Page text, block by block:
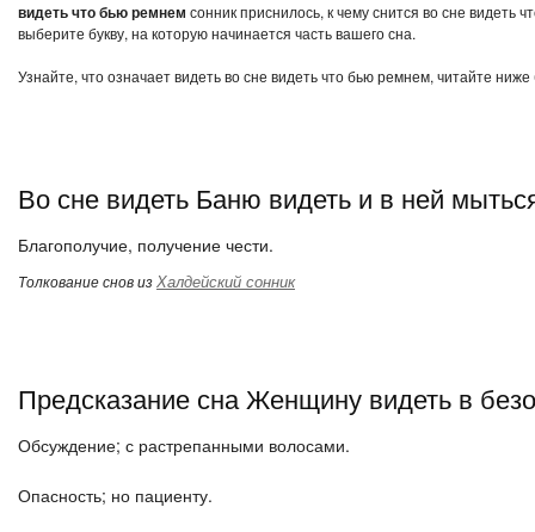
видеть что бью ремнем сонник приснилось, к чему снится во сне
выберите букву, на которую начинается часть вашего сна.
Узнайте, что означает видеть во сне видеть что бью ремнем, читайте
Во сне видеть Баню видеть и в ней
Благополучие, получение чести.
Толкование снов изХалдейский сонник
Предсказание сна Женщину видеть в
Обсуждение; с растрепанными волосами.
Опасность; но пациенту.